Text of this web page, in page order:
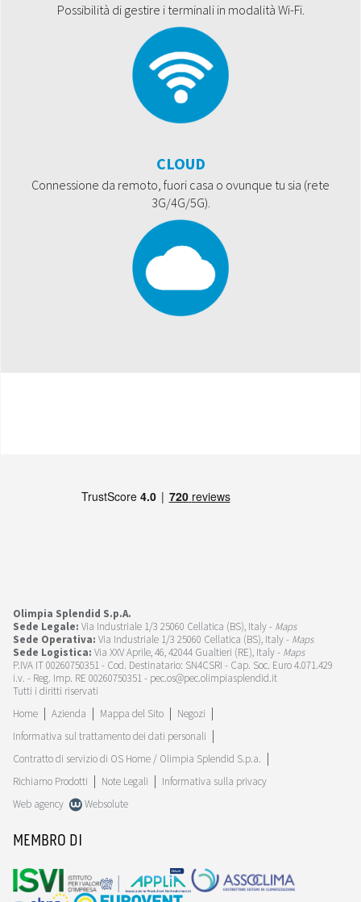
Possibilità di gestire i terminali in modalità Wi-Fi.
CLOUD
Connessione da remoto, fuori casa o ovunque tu sia (rete
3G/4G/5G).
Olimpia Splendid S.p.A.
Sede Legale: Via Industriale 1/3 25060 Cellatica (BS), Italy - Maps
Sede Operativa: Via Industriale 1/3 25060 Cellatica (BS), Italy - Maps
Sede Logistica: Via XXV Aprile, 46, 42044 Gualtieri (RE), Italy - Maps
P.IVA IT 00260750351 - Cod. Destinatario: SN4CSRI - Cap. Soc. Euro 4.071.429
i.v. - Reg. Imp. RE 00260750351 - pec.os@pec.olimpiasplendid.it
Tutti i diritti riservati
Home
Azienda Mappa del Sito
Negozi
Informativa sul trattamento dei dati personali
Contratto di servizio di OS Home / Olimpia Splendid S.p.a.
Richiamo Prodotti
Note Legali
Informativa sulla privacy
Web agency
Websolute
MEMBRO DI